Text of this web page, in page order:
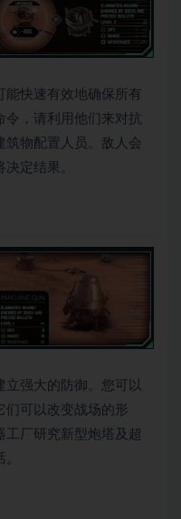
能快速有效地确保所有
令，请利用他们来对抗
筑物配置人员。敌人会
定结果。
立强大的防御。您可以
们可以改变战场的形
工厂研究新型炮塔及超